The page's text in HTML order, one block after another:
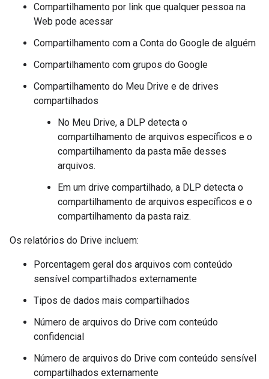
Compartilhamento por link que qualquer pessoa na
Web pode acessar
Compartilhamento com a Conta do Google de alguém
Compartilhamento com grupos do Google
Compartilhamento do Meu Drive e de drives
compartilhados
No Meu Drive, a DLP detecta o
compartilhamento de arquivos específicos e o
compartilhamento da pasta mãe desses
arquivos.
Em um drive compartilhado, a DLP detecta o
compartilhamento de arquivos específicos e o
compartilhamento da pasta raiz.
Os relatórios do Drive incluem:
Porcentagem geral dos arquivos com conteúdo
sensível compartilhados externamente
Tipos de dados mais compartilhados
Número de arquivos do Drive com conteúdo
confidencial
Número de arquivos do Drive com conteúdo sensível
compartilhados externamente